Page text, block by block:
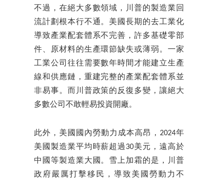
不過，在絕大多數領域，川普的製造業回
流計劃根本行不通。美國長期的去工業化
導致產業配套體系不完善，許多基礎零部
件、原材料的生產環節缺失或薄弱。一家
工業公司往往需要數年時間才能建立生產
線和供應鏈，重建完整的產業配套體系並
非易事。而川普政策的反復多變，讓絕大
多數公司不敢輕易投資開廠。
此外，美國國內勞動力成本高昂，2024年
美國製造業平均時薪超過30美元，遠高於
中國等製造業大國。雪上加霜的是，川普
政府嚴厲打擊移民，導致美國勞動力不